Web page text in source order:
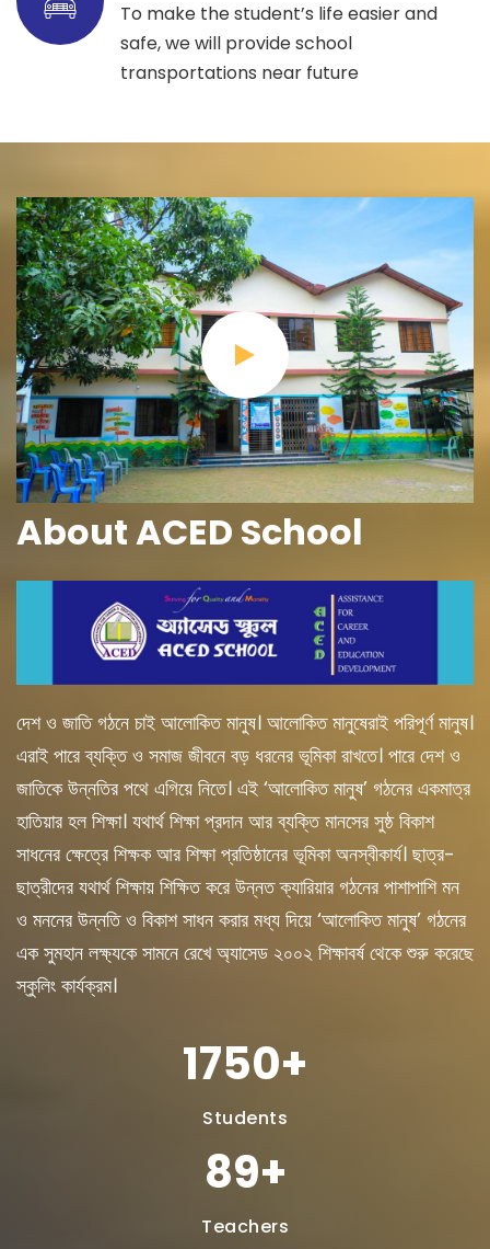
To make the student’s life easier and
safe, we will provide school
transportations near future
About ACED School
দেশ ও জাতি গঠনে চাই আলোকিত মানুষ। আলোকিত মানুষেরাই পরিপূর্ণ মানুষ।
এরাই পারে ব্যক্তি ও সমাজ জীবনে বড় ধরনের ভূমিকা রাখতে। পারে দেশ ও
জাতিকে উন্নতির পথে এগিয়ে নিতে। এই ‘আলোকিত মানুষ’ গঠনের একমাত্র
হাতিয়ার হল শিক্ষা। যথার্থ শিক্ষা প্রদান আর ব্যক্তি মানসের সুষ্ঠ বিকাশ
সাধনের ক্ষেত্রে শিক্ষক আর শিক্ষা প্রতিষ্ঠানের ভূমিকা অনস্বীকার্য। ছাত্র-
ছাত্রীদের যথার্থ শিক্ষায় শিক্ষিত করে উন্নত ক্যারিয়ার গঠনের পাশাপাশি মন
ও মননের উন্নতি ও বিকাশ সাধন করার মধ্য দিয়ে ‘আলোকিত মানুষ’ গঠনের
এক সুমহান লক্ষ্যকে সামনে রেখে অ্যাসেড ২০০২ শিক্ষাবর্ষ থেকে শুরু করেছে
স্কুলিং কার্যক্রম।
1327
Students
100
Teachers